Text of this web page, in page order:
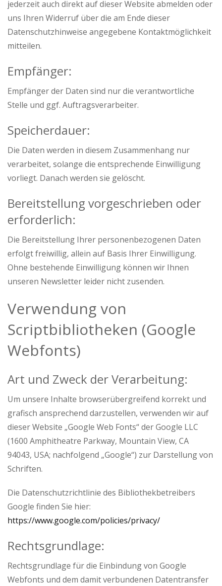
jederzeit auch direkt auf dieser Website abmelden oder
uns Ihren Widerruf über die am Ende dieser
Datenschutzhinweise angegebene Kontaktmöglichkeit
mitteilen.
Empfänger:
Empfänger der Daten sind nur die verantwortliche
Stelle und ggf. Auftragsverarbeiter.
Speicherdauer:
Die Daten werden in diesem Zusammenhang nur
verarbeitet, solange die entsprechende Einwilligung
vorliegt. Danach werden sie gelöscht.
Bereitstellung vorgeschrieben oder
erforderlich:
Die Bereitstellung Ihrer personenbezogenen Daten
erfolgt freiwillig, allein auf Basis Ihrer Einwilligung.
Ohne bestehende Einwilligung können wir Ihnen
unseren Newsletter leider nicht zusenden.
Verwendung von
Scriptbibliotheken (Google
Webfonts)
Art und Zweck der Verarbeitung:
Um unsere Inhalte browserübergreifend korrekt und
grafisch ansprechend darzustellen, verwenden wir auf
dieser Website „Google Web Fonts“ der Google LLC
(1600 Amphitheatre Parkway, Mountain View, CA
94043, USA; nachfolgend „Google“) zur Darstellung von
Schriften.
Die Datenschutzrichtlinie des Bibliothekbetreibers
Google finden Sie hier:
https://www.google.com/policies/privacy/
Rechtsgrundlage:
Rechtsgrundlage für die Einbindung von Google
Webfonts und dem damit verbundenen Datentransfer